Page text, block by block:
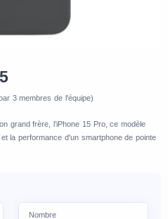
3 membres de l'équipe)
grand frère, l’iPhone 15 Pro, ce modèle
la performance d'un smartphone de pointe